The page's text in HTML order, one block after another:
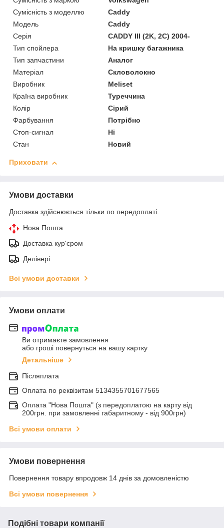
Сумісність з моделлю
Caddy
Модель
Caddy
Серія
CADDY III (2K, 2C) 2004-
Тип спойлера
На кришку багажника
Тип запчастини
Аналог
Матеріал
Скловолокно
Виробник
Meliset
Країна виробник
Туреччина
Колір
Сірий
Фарбування
Потрібно
Стоп-сигнал
Ні
Стан
Новий
Приховати
Умови доставки
Доставка здійснюється тільки по передоплаті.
Нова Пошта
Доставка кур'єром
Делівері
Всі умови доставки
Умови оплати
Ви отримаєте замовлення
або гроші повернуться на вашу картку
Детальніше
Післяплата
Оплата по реквiзитам 5134355701677565
Оплата "Нова Пошта" (з передоплатою на карту від
200грн. при замовленні габаритному - від 900грн)
Всі умови оплати
Умови повернення
Повернення товару впродовж 14 днів за домовленістю
Всі умови повернення
Подібні товари компанії